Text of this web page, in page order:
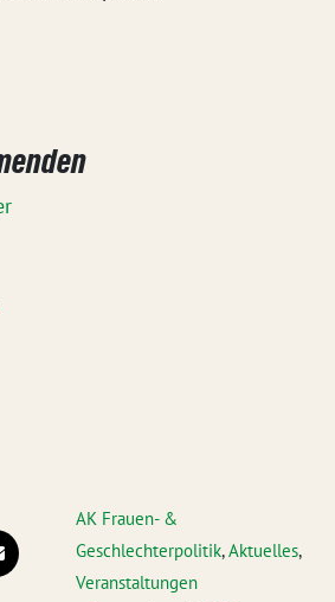
AK Frauen- &
Geschlechterpolitik,Aktuelles,
Veranstaltungen